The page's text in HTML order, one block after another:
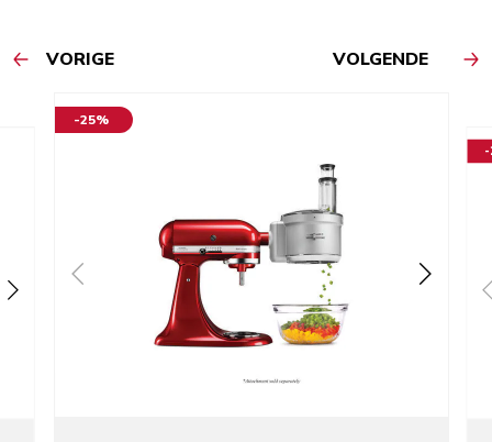
VORIGE VOLGENDE
-25%
-